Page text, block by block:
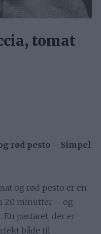
tomat
rød pesto – Simpel
og rød pesto er en
20 minutter – og
pastaret, der er
både til